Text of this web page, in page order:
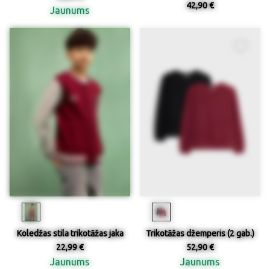
Jaunums
42,90 €
Koledžas stila trikotāžas jaka
22,99 €
Jaunums
Trikotāžas džemperis (2 gab.)
52,90 €
Jaunums